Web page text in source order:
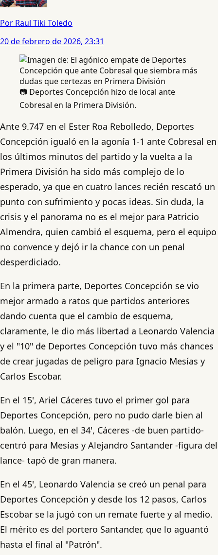
Por Raul Tiki Toledo
20 de febrero de 2026, 23:31
📷 Deportes Concepción hizo de local ante
Cobresal en la Primera División.
Ante 9.747 en el Ester Roa Rebolledo, Deportes
Concepción igualó en la agonía 1-1 ante Cobresal en
los últimos minutos del partido y la vuelta a la
Primera División ha sido más complejo de lo
esperado, ya que en cuatro lances recién rescató un
punto con sufrimiento y pocas ideas. Sin duda, la
crisis y el panorama no es el mejor para Patricio
Almendra, quien cambió el esquema, pero el equipo
no convence y dejó ir la chance con un penal
desperdiciado.
En la primera parte, Deportes Concepción se vio
mejor armado a ratos que partidos anteriores
dando cuenta que el cambio de esquema,
claramente, le dio más libertad a Leonardo Valencia
y el "10" de Deportes Concepción tuvo más chances
de crear jugadas de peligro para Ignacio Mesías y
Carlos Escobar.
En el 15', Ariel Cáceres tuvo el primer gol para
Deportes Concepción, pero no pudo darle bien al
balón. Luego, en el 34', Cáceres -de buen partido-
centró para Mesías y Alejandro Santander -figura del
lance- tapó de gran manera.
En el 45', Leonardo Valencia se creó un penal para
Deportes Concepción y desde los 12 pasos, Carlos
Escobar se la jugó con un remate fuerte y al medio.
El mérito es del portero Santander, que lo aguantó
hasta el final al "Patrón".